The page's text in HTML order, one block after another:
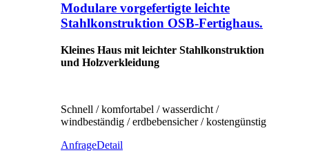
Modulare vorgefertigte leichte
Stahlkonstruktion OSB-Fertighaus.
Kleines Haus mit leichter Stahlkonstruktion
und Holzverkleidung
Schnell / komfortabel / wasserdicht /
windbeständig / erdbebensicher / kostengünstig
AnfrageDetail